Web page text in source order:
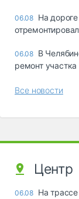
06.08 На
06.08 В
ремонт
Все новости
Центр
06.08 На